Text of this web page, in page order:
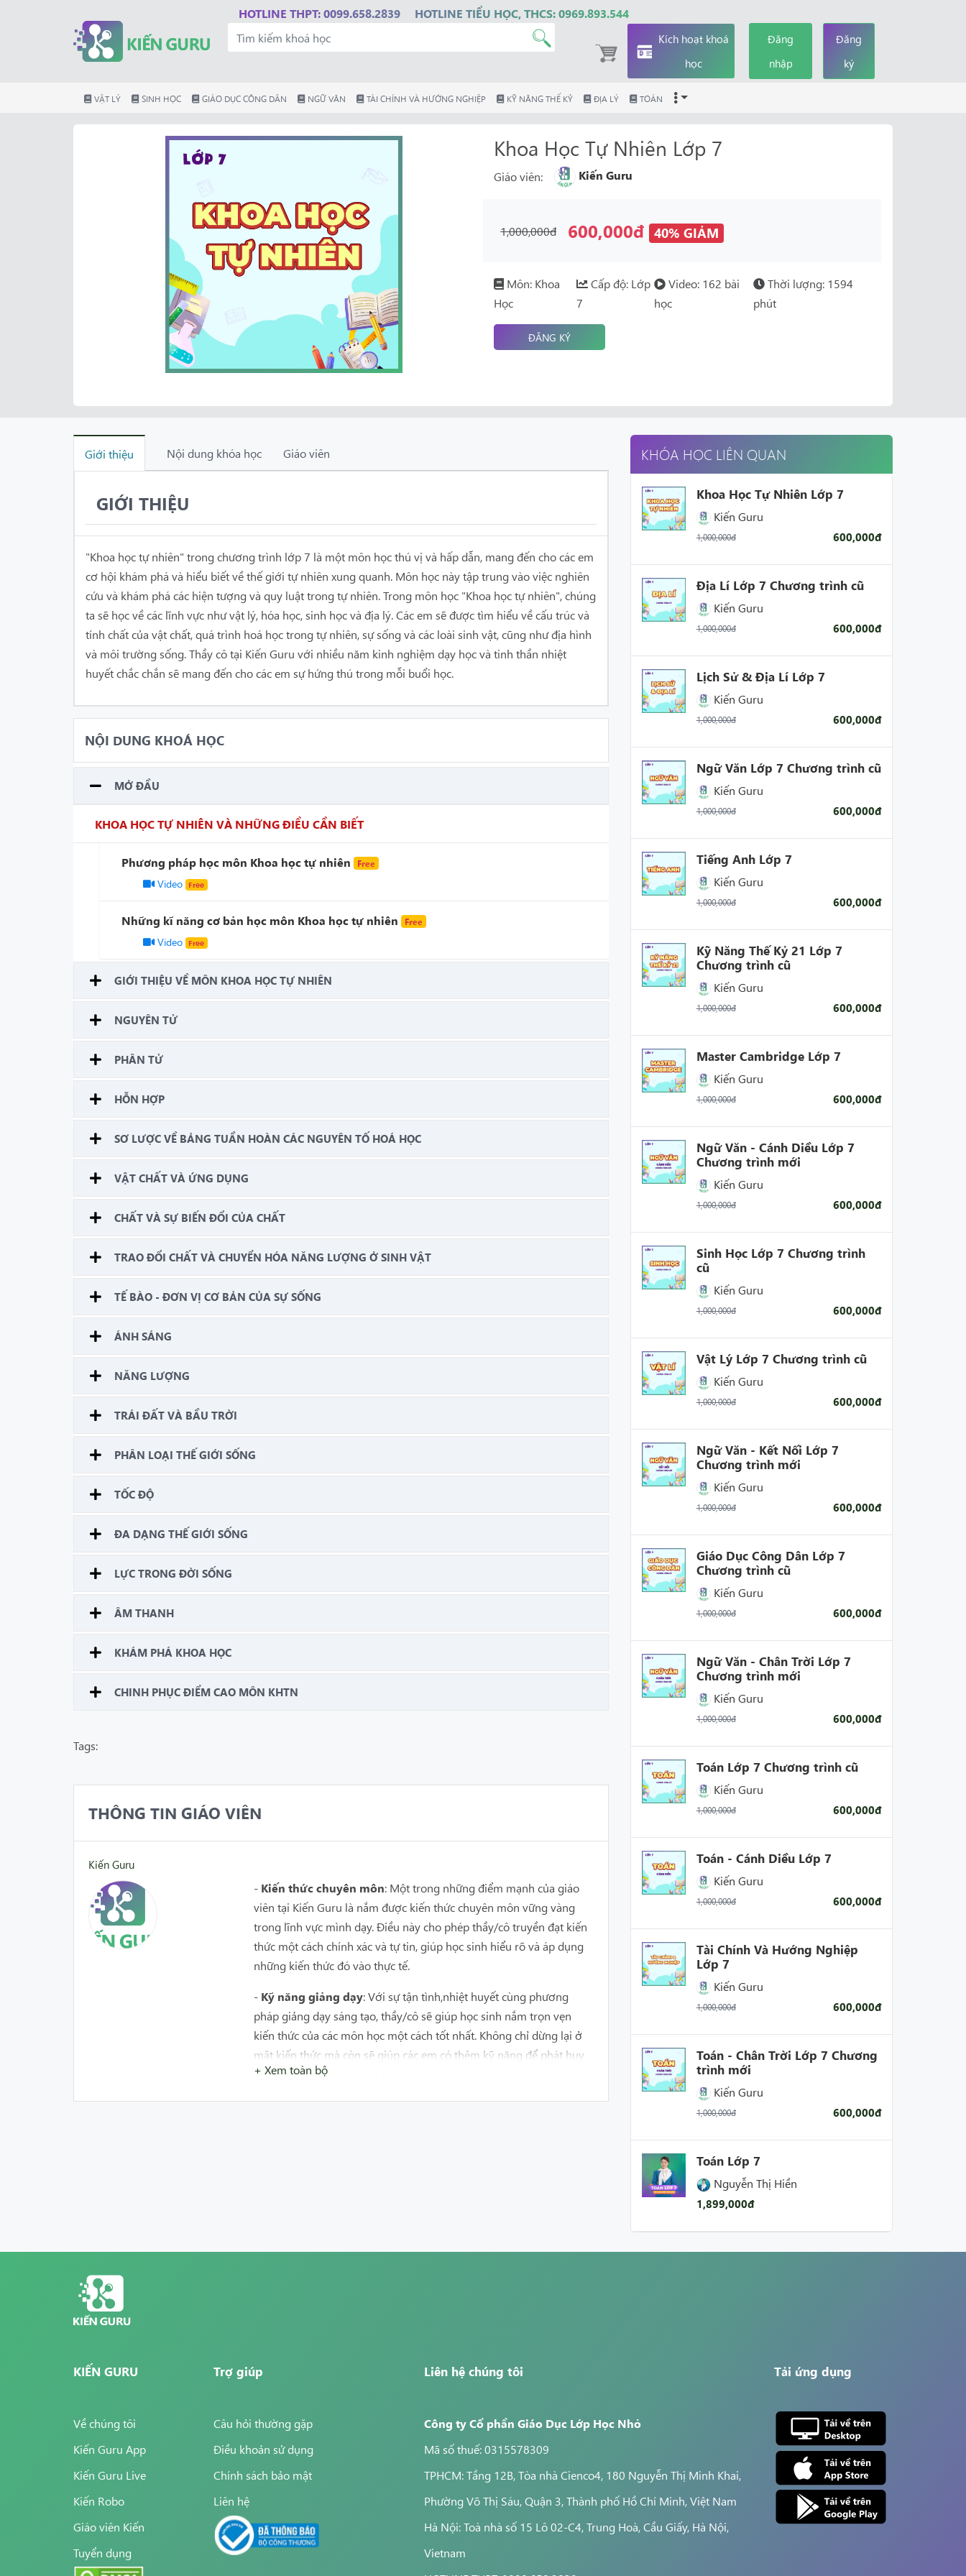
HOTLINE THPT: 0099.658.2839 HOTLINE TIỂU HỌC, THCS: 0969.893.544
Kích hoạt khoá
học
Đăng
nhập
Đăng
ký
VẬT LÝ SINH HỌC GIÁO DỤC CÔNG DÂN NGỮ VĂN TÀI CHÍNH VÀ HƯỚNG NGHIỆP KỸ NĂNG THẾ KỶ ĐỊA LÝ TOÁN
Khoa Học Tự Nhiên Lớp 7
Giáo viên: Kiến Guru
1,000,000đ 600,000đ 40% GIẢM
Môn: Khoa
Học
Cấp độ: Lớp
7
Video: 162 bài
học
Thời lượng: 1594
phút
ĐĂNG KÝ
Giới thiệu Nội dung khóa học Giáo viên
GIỚI THIỆU
"Khoa học tự nhiên" trong chương trình lớp 7 là một môn học thú vị và hấp dẫn, mang đến cho các em
cơ hội khám phá và hiểu biết về thế giới tự nhiên xung quanh. Môn học này tập trung vào việc nghiên
cứu và khám phá các hiện tượng và quy luật trong tự nhiên.Trong môn học "Khoa học tự nhiên", chúng
ta sẽ học về các lĩnh vực như vật lý, hóa học, sinh học và địa lý. Các em sẽ được tìm hiểu về cấu trúc và
tính chất của vật chất, quá trình hoá học trong tự nhiên, sự sống và các loài sinh vật, cũng như địa hình
và môi trường sống.Thầy cô tại Kiến Guru với nhiều năm kinh nghiệm dạy học và tinh thần nhiệt
huyết chắc chắn sẽ mang đến cho các em sự hứng thú trong mỗi buổi học.
NỘI DUNG KHOÁ HỌC
MỞ ĐẦU
KHOA HỌC TỰ NHIÊN VÀ NHỮNG ĐIỀU CẦN BIẾT
Phương pháp học môn Khoa học tự nhiên Free
Video Free
Những kĩ năng cơ bản học môn Khoa học tự nhiên Free
Video Free
GIỚI THIỆU VỀ MÔN KHOA HỌC TỰ NHIÊN
NGUYÊN TỬ
PHÂN TỬ
HỖN HỢP
SƠ LƯỢC VỀ BẢNG TUẦN HOÀN CÁC NGUYÊN TỐ HOÁ HỌC
VẬT CHẤT VÀ ỨNG DỤNG
CHẤT VÀ SỰ BIẾN ĐỔI CỦA CHẤT
TRAO ĐỔI CHẤT VÀ CHUYỂN HÓA NĂNG LƯỢNG Ở SINH VẬT
TẾ BÀO - ĐƠN VỊ CƠ BẢN CỦA SỰ SỐNG
ÁNH SÁNG
NĂNG LƯỢNG
TRÁI ĐẤT VÀ BẦU TRỜI
PHÂN LOẠI THẾ GIỚI SỐNG
TỐC ĐỘ
ĐA DẠNG THẾ GIỚI SỐNG
LỰC TRONG ĐỜI SỐNG
ÂM THANH
KHÁM PHÁ KHOA HỌC
CHINH PHỤC ĐIỂM CAO MÔN KHTN
Tags:
THÔNG TIN GIÁO VIÊN
Kiến Guru
- Kiến thức chuyên môn: Một trong những điểm mạnh của giáo
viên tại Kiến Guru là nắm được kiến thức chuyên môn vững vàng
trong lĩnh vực mình dạy. Điều này cho phép thầy/cô truyền đạt kiến
thức một cách chính xác và tự tin, giúp học sinh hiểu rõ và áp dụng
những kiến thức đó vào thực tế.
- Kỹ năng giảng dạy: Với sự tận tình,nhiệt huyết cùng phương
pháp giảng dạy sáng tạo, thầy/cô sẽ giúp học sinh nắm trọn vẹn
kiến thức của các môn học một cách tốt nhất. Không chỉ dừng lại ở
mặt kiến thức mà còn sẽ giúp các em có thêm kỹ năng để phát huy
tối đa năng lực trong học tập.
-Tân tâm và nhiệt huyết: Giáo viên tại Kiến Guru có tình yêu và
- Giúp cải thiện kết quả học tập và tăng tinh thần tự giác học của học
sinh.
+ Xem toàn bộ
KHÓA HỌC LIÊN QUAN
Khoa Học Tự Nhiên Lớp 7
Kiến Guru
1,000,000đ 600,000đ
Địa Lí Lớp 7 Chương trình cũ
Kiến Guru
1,000,000đ 600,000đ
Lịch Sử & Địa Lí Lớp 7
Kiến Guru
1,000,000đ 600,000đ
Ngữ Văn Lớp 7 Chương trình cũ
Kiến Guru
1,000,000đ 600,000đ
Tiếng Anh Lớp 7
Kiến Guru
1,000,000đ 600,000đ
Kỹ Năng Thế Kỷ 21 Lớp 7
Chương trình cũ
Kiến Guru
1,000,000đ 600,000đ
Master Cambridge Lớp 7
Kiến Guru
1,000,000đ 600,000đ
Ngữ Văn - Cánh Diều Lớp 7
Chương trình mới
Kiến Guru
1,000,000đ 600,000đ
Sinh Học Lớp 7 Chương trình
cũ
Kiến Guru
1,000,000đ 600,000đ
Vật Lý Lớp 7 Chương trình cũ
Kiến Guru
1,000,000đ 600,000đ
Ngữ Văn - Kết Nối Lớp 7
Chương trình mới
Kiến Guru
1,000,000đ 600,000đ
Giáo Dục Công Dân Lớp 7
Chương trình cũ
Kiến Guru
1,000,000đ 600,000đ
Ngữ Văn - Chân Trời Lớp 7
Chương trình mới
Kiến Guru
1,000,000đ 600,000đ
Toán Lớp 7 Chương trình cũ
Kiến Guru
1,000,000đ 600,000đ
Toán - Cánh Diều Lớp 7
Kiến Guru
1,000,000đ 600,000đ
Tài Chính Và Hướng Nghiệp
Lớp 7
Kiến Guru
1,000,000đ 600,000đ
Toán - Chân Trời Lớp 7 Chương
trình mới
Kiến Guru
1,000,000đ 600,000đ
Toán Lớp 7
Nguyễn Thị Hiền
1,899,000đ
KIẾN GURU
Về chúng tôi
Kiến Guru App
Kiến Guru Live
Kiến Robo
Giáo viên Kiến
Tuyển dụng
Trợ giúp
Câu hỏi thường gặp
Điều khoản sử dụng
Chính sách bảo mật
Liên hệ
Liên hệ chúng tôi
Công ty Cổ phần Giáo Dục Lớp Học Nhỏ
Mã số thuế: 0315578309
TPHCM: Tầng 12B, Tòa nhà Cienco4, 180 Nguyễn Thị Minh Khai,
Phường Võ Thị Sáu, Quận 3, Thành phố Hồ Chí Minh, Việt Nam
Hà Nội: Toà nhà số 15 Lô 02-C4, Trung Hoà, Cầu Giấy, Hà Nội,
Vietnam
Tải ứng dụng